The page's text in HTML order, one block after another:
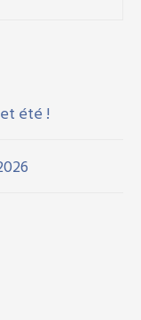
été !